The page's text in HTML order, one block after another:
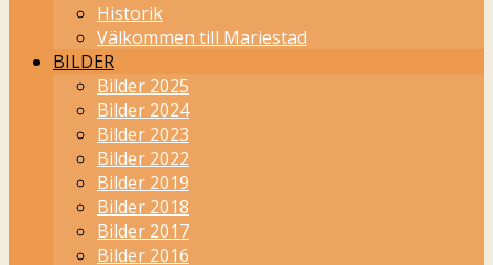
Historik
Välkommen till Mariestad
BILDER
Bilder 2025
Bilder 2024
Bilder 2023
Bilder 2022
Bilder 2019
Bilder 2018
Bilder 2017
Bilder 2016